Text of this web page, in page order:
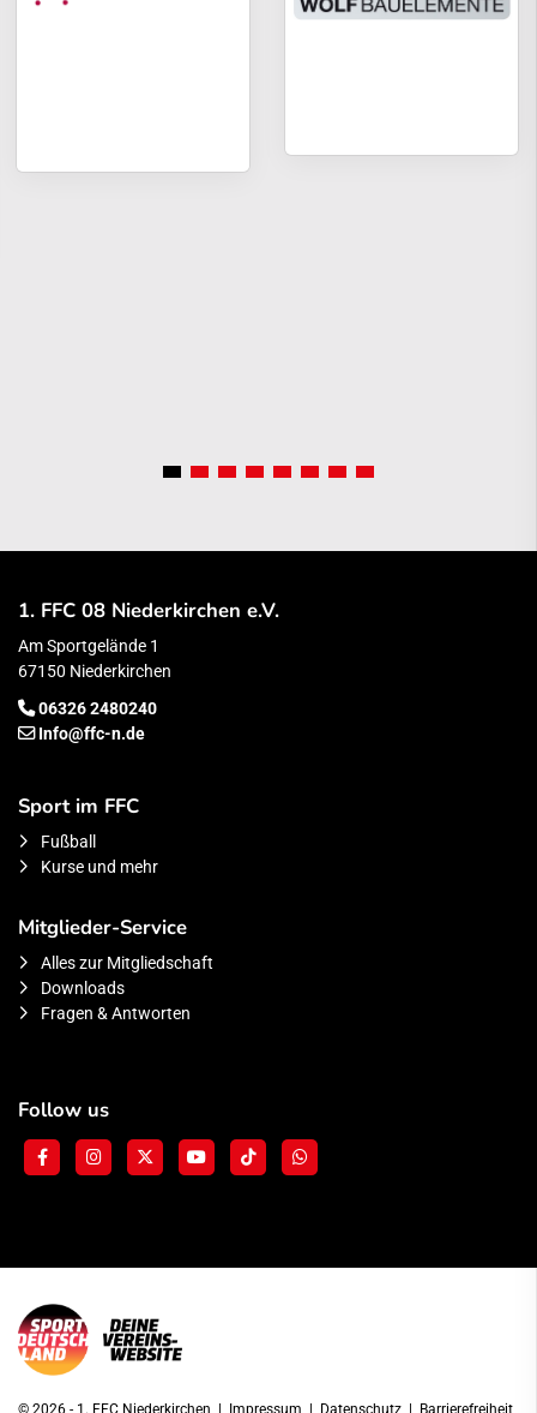
1. FFC 08 Niederkirchen e.V.
Am Sportgelände 1
67150 Niederkirchen
06326 2480240
Info@ffc-n.de
Sport im FFC
Fußball
Kurse und mehr
Mitglieder-Service
Alles zur Mitgliedschaft
Downloads
Fragen & Antworten
Follow us
© 2026 - 1. FFC Niederkirchen | Impressum | Datenschutz | Barrierefreiheit